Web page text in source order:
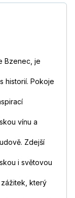
Bzenec, je
historií. Pokoje
vínu a
Zdejší
i světovou
který